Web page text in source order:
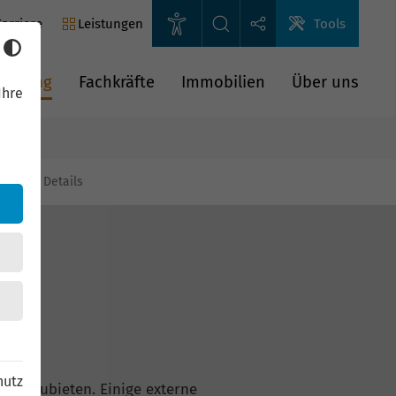
Leistungen Tools
Fachkräfte Immobilien Über uns
Details
anzubieten. Einige externe